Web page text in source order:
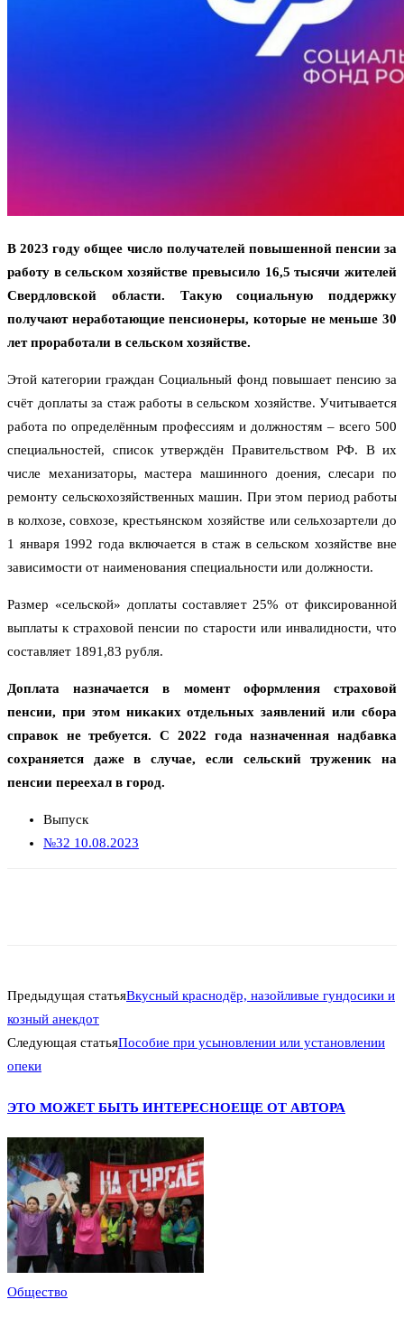
В 2023 году общее число получателей повышенной пенсии за
работу в сельском хозяйстве превысило 16,5 тысячи жителей
Свердловской области. Такую социальную поддержку
получают неработающие пенсионеры, которые не меньше 30
лет проработали в сельском хозяйстве.
Этой категории граждан Социальный фонд повышает пенсию за
счёт доплаты за стаж работы в сельском хозяйстве. Учитывается
работа по определённым профессиям и должностям – всего 500
специальностей, список утверждён Правительством РФ. В их
числе механизаторы, мастера машинного доения, слесари по
ремонту сельскохозяйственных машин. При этом период работы
в колхозе, совхозе, крестьянском хозяйстве или сельхозартели до
1 января 1992 года включается в стаж в сельском хозяйстве вне
зависимости от наименования специальности или должности.
Размер «сельской» доплаты составляет 25% от фиксированной
выплаты к страховой пенсии по старости или инвалидности, что
составляет 1891,83 рубля.
Доплата назначается в момент оформления страховой
пенсии, при этом никаких отдельных заявлений или сбора
справок не требуется. С 2022 года назначенная надбавка
сохраняется даже в случае, если сельский труженик на
пенсии переехал в город.
Выпуск
№32 10.08.2023
Предыдущая статьяВкусный краснодёр, назойливые гундосики и
козный анекдот
Следующая статьяПособие при усыновлении или установлении
опеки
ЭТО МОЖЕТ БЫТЬ ИНТЕРЕСНОЕЩЕ ОТ АВТОРА
Общество